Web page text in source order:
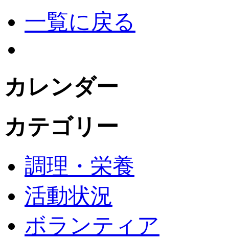
一覧に戻る
カレンダー
カテゴリー
調理・栄養
活動状況
ボランティア